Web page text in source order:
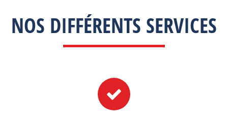
NOS DIFFÉRENTS SERVICES